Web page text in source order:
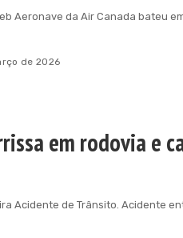
Aeronave da Air Canada bateu
de 2026
em rodovia e
Acidente de Trânsito. Acidente